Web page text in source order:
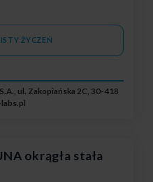
ŻYCZEŃ
ul. Zakopiańska 2C, 30-418
okrągła stała